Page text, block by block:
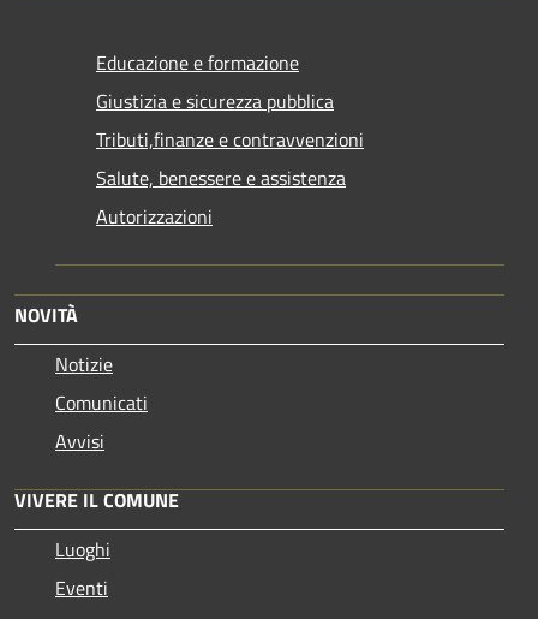
Educazione e formazione
Giustizia e sicurezza pubblica
Tributi,finanze e contravvenzioni
Salute, benessere e assistenza
Autorizzazioni
NOVITÀ
Notizie
Comunicati
Avvisi
VIVERE IL COMUNE
Luoghi
Eventi